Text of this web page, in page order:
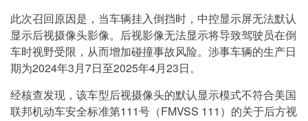
此次召回原因是，当车辆挂入倒挡时，中控显示屏无法默认
显示后视摄像头影像。后视影像无法显示将导致驾驶员在倒
车时视野受限，从而增加碰撞事故风险。涉事车辆的生产日
期为2024年3月7日至2025年4月23日。
经核查发现，该车型后视摄像头的默认显示模式不符合美国
联邦机动车安全标准第111号（FMVSS 111）的关于后方视